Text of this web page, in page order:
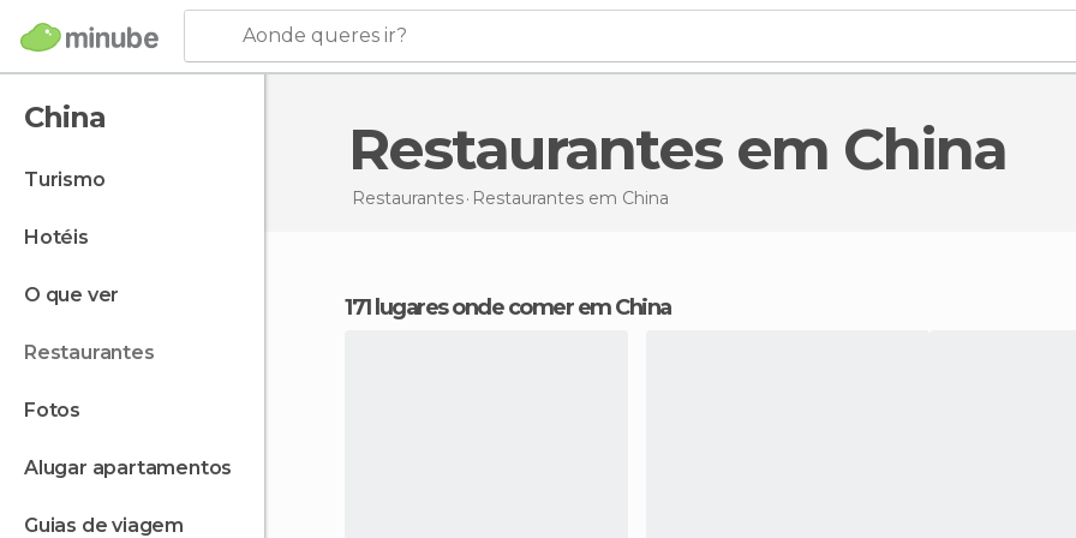
Aonde queres ir?
China
turismo
hotéis
o que ver
restaurantes
fotos
alugar apartamentos
guias de viagem
Restaurantes em China
Restaurantes Restaurantes em China
171 lugares onde comer em China